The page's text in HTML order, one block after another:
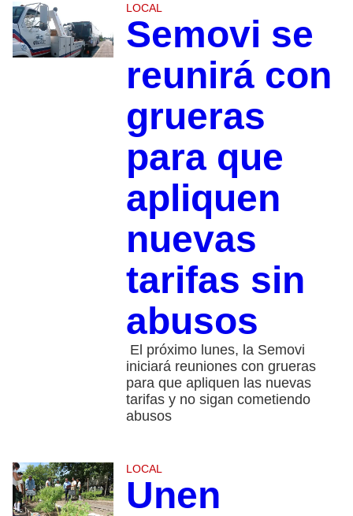
LOCAL
Semovi se
reunirá con
grueras
para que
apliquen
nuevas
tarifas sin
abusos
El próximo lunes, la Semovi
iniciará reuniones con grueras
para que apliquen las nuevas
tarifas y no sigan cometiendo
abusos
LOCAL
Unen